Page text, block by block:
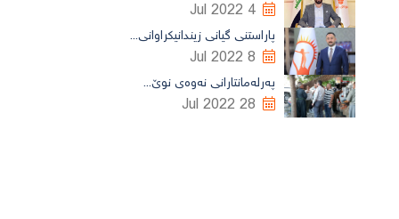
4 Jul 2022
پاراستنی گیانی زیندانیکراوانی...
8 Jul 2022
پەرلەمانتارانی نەوەی نوێ...
28 Jul 2022